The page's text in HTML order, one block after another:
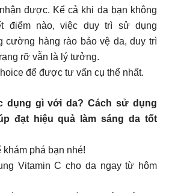
được. Kể cả khi da bạn không
điểm nào, việc duy trì sử dụng
cường hàng rào bảo vệ da, duy trì
rỡ vẫn là lý tưởng.
để được tư vấn cụ thể nhất.
dụng gì với da? Cách sử dụng
đạt hiệu quả làm sáng da tốt
phá bạn nhé!
Vitamin C cho da ngay từ hôm